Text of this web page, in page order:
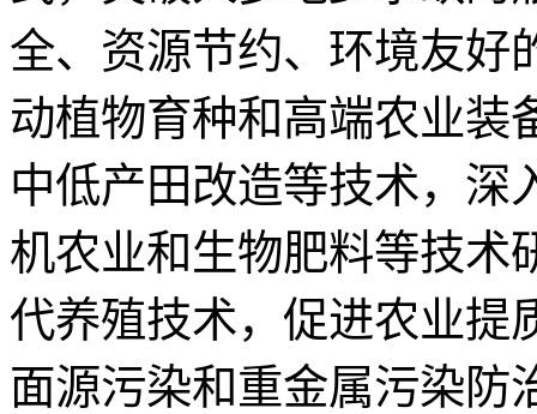
全、资源节约、环境友好
动植物育种和高端农业装
中低产田改造等技术，深
机农业和生物肥料等技术
代养殖技术，促进农业提
面源污染和重金属污染防